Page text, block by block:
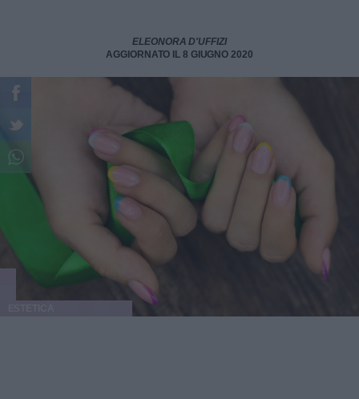
ELEONORA D'UFFIZI
AGGIORNATO IL 8 GIUGNO 2020